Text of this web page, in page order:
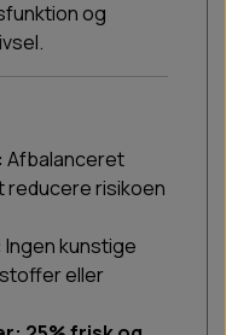
og
Afbalanceret
reducere risikoen
Ingen kunstige
eller